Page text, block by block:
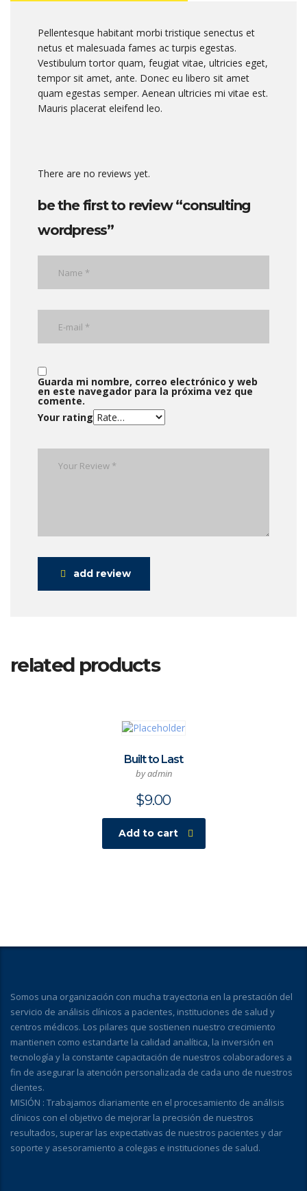
Pellentesque habitant morbi tristique senectus et
netus et malesuada fames ac turpis egestas.
Vestibulum tortor quam, feugiat vitae, ultricies eget,
tempor sit amet, ante. Donec eu libero sit amet
quam egestas semper. Aenean ultricies mi vitae est.
Mauris placerat eleifend leo.
There are no reviews yet.
be the first to review “consulting
wordpress”
Guarda mi nombre, correo electrónico y web
en este navegador para la próxima vez que
comente.
Your rating
add review
related products
Built to Last
by admin
$9.00
Add to cart
Somos una organización con mucha trayectoria en la prestación del
servicio de análisis clínicos a pacientes, instituciones de salud y
centros médicos. Los pilares que sostienen nuestro crecimiento
mantienen como estandarte la calidad analítica, la inversión en
tecnología y la constante capacitación de nuestros colaboradores a
fin de asegurar la atención personalizada de cada uno de nuestros
clientes.
MISIÓN : Trabajamos diariamente en el procesamiento de análisis
clínicos con el objetivo de mejorar la precisión de nuestros
resultados, superar las expectativas de nuestros pacientes y dar
soporte y asesoramiento a colegas e instituciones de salud.